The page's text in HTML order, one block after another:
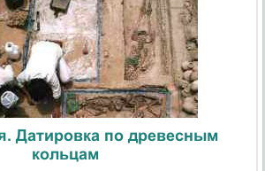
Датировка по древесным
кольцам